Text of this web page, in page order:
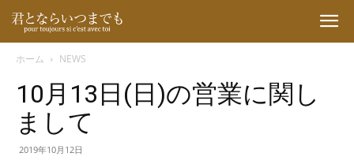
ホーム NEWS
10月13日(日)の営業に関し
まして
2019年10月12日